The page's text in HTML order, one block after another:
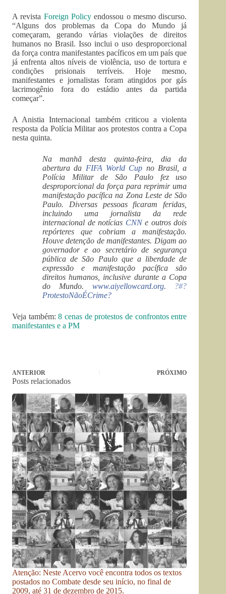
A revista Foreign Policyendossou o mesmo discurso.
“Alguns dos problemas da Copa do Mundo já
começaram, gerando várias violações de direitos
humanos no Brasil. Isso inclui o uso desproporcional
da força contra manifestantes pacíficos em um país que
já enfrenta altos níveis de violência, uso de tortura e
condições prisionais terríveis. Hoje mesmo,
manifestantes e jornalistas foram atingidos por gás
lacrimogênio fora do estádio antes da partida
começar”.
A Anistia Internacional também criticou a violenta
resposta da Polícia Militar aos protestos contra a Copa
nesta quinta.
Na manhã desta quinta-feira, dia da
abertura da FIFA World Cup no Brasil, a
Polícia Militar de São Paulo fez uso
desproporcional da força para reprimir uma
manifestação pacífica na Zona Leste de São
Paulo. Diversas pessoas ficaram feridas,
incluindo uma jornalista da rede
internacional de notícias CNNe outros dois
repórteres que cobriam a manifestação.
Houve detenção de manifestantes. Digam ao
governador e ao secretário de segurança
pública de São Paulo que a liberdade de
expressão e manifestação pacífica são
direitos humanos, inclusive durante a Copa
do Mundo.www.aiyellowcard.org.
?#?
ProtestoNãoÉCrime?
Veja também:8 cenas de protestos de confrontos entre
manifestantes e a PM
ANTERIOR PRÓXIMO
Posts relacionados
Atenção: Neste Acervo você encontra todos os textos
postados no Combate desde seu início, no final de
2009, até 31 de dezembro de 2015.